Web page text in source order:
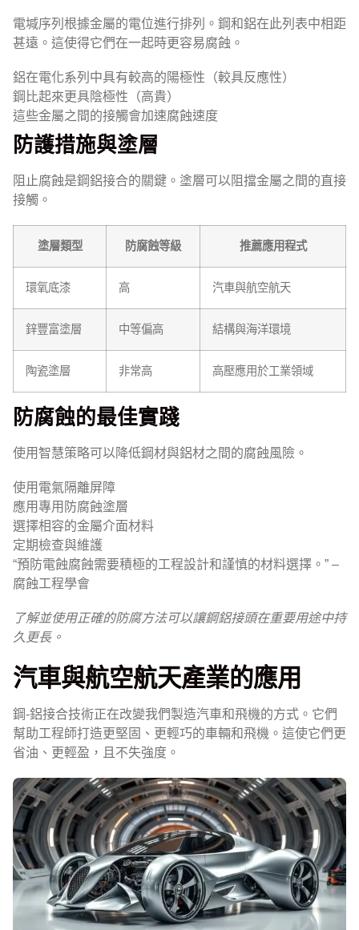
電堿序列根據金屬的電位進行排列。鋼和鋁在此列表中相距
甚遠。這使得它們在一起時更容易腐蝕。
鋁在電化系列中具有較高的陽極性（較具反應性）
鋼比起來更具陰極性（高貴）
這些金屬之間的接觸會加速腐蝕速度
防護措施與塗層
阻止腐蝕是鋼鋁接合的關鍵。塗層可以阻擋金屬之間的直接
接觸。
塗層類型 防腐蝕等級 推薦應用程式
環氧底漆 高 汽車與航空航天
鋅豐富塗層 中等偏高 結構與海洋環境
陶瓷塗層 非常高 高壓應用於工業領域
防腐蝕的最佳實踐
使用智慧策略可以降低鋼材與鋁材之間的腐蝕風險。
使用電氣隔離屏障
應用專用防腐蝕塗層
選擇相容的金屬介面材料
定期檢查與維護
“預防電蝕腐蝕需要積極的工程設計和謹慎的材料選擇。” –
腐蝕工程學會
了解並使用正確的防腐方法可以讓鋼鋁接頭在重要用途中持
久更長。
汽車與航空航天產業的應用
鋼-鋁接合技術正在改變我們製造汽車和飛機的方式。它們
幫助工程師打造更堅固、更輕巧的車輛和飛機。這使它們更
省油、更輕盈，且不失強度。